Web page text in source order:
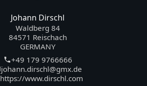
Johann Dirschl
Waldberg 84
84571 Reischach
GERMANY
+49 179 9766666
johann.dirschl@gmx.de
https://www.dirschl.com